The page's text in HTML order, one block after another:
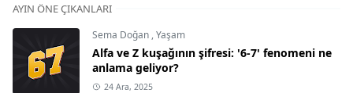
AYIN ÖNE ÇIKANLARI
Sema Doğan ,Yaşam
Alfa ve Z kuşağının şifresi: '6-7' fenomeni ne
anlama geliyor?
24 Ara, 2025